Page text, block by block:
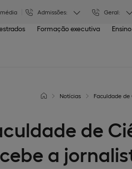
Admissões: Geral:
Formação executiva
Notícias Faculdade de
de
a